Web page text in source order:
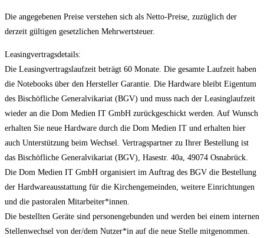
Die angegebenen Preise verstehen sich als Netto-Preise, zuzüglich der
derzeit gültigen gesetzlichen Mehrwertsteuer.
Leasingvertragsdetails:
Die Leasingvertragslaufzeit beträgt 60 Monate. Die gesamte Laufzeit haben
die Notebooks über den Hersteller Garantie. Die Hardware bleibt Eigentum
des Bischöfliche Generalvikariat (BGV) und muss nach der Leasinglaufzeit
wieder an die Dom Medien IT GmbH zurückgeschickt werden. Auf Wunsch
erhalten Sie neue Hardware durch die Dom Medien IT und erhalten hier
auch Unterstützung beim Wechsel. Vertragspartner zu Ihrer Bestellung ist
das Bischöfliche Generalvikariat (BGV), Hasestr. 40a, 49074 Osnabrück.
Die Dom Medien IT GmbH organisiert im Auftrag des BGV die Bestellung
der Hardwareausstattung für die Kirchengemeinden, weitere Einrichtungen
und die pastoralen Mitarbeiter*innen.
Die bestellten Geräte sind personengebunden und werden bei einem internen
Stellenwechsel von der/dem Nutzer*in auf die neue Stelle mitgenommen.